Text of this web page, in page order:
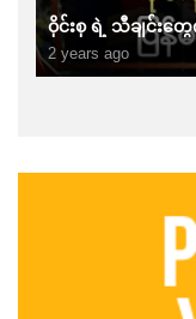
ဝိုင်းစု ရဲ့ သီချင်းတွ
2 years ago